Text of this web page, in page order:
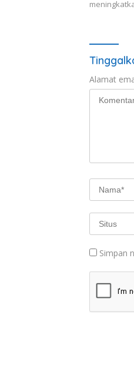
Alamat
Simpan